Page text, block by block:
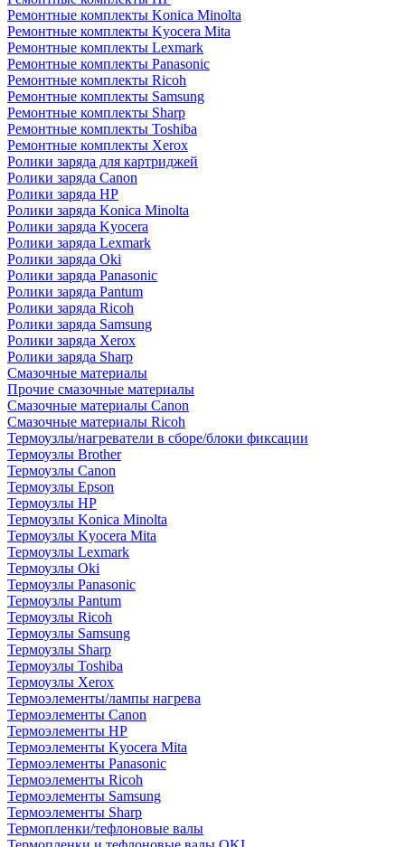
Ремонтные комплекты Konica Minolta
Ремонтные комплекты Kyocera Mita
Ремонтные комплекты Lexmark
Ремонтные комплекты Panasonic
Ремонтные комплекты Ricoh
Ремонтные комплекты Samsung
Ремонтные комплекты Sharp
Ремонтные комплекты Toshiba
Ремонтные комплекты Xerox
Ролики заряда для картриджей
Ролики заряда Canon
Ролики заряда HP
Ролики заряда Konica Minolta
Ролики заряда Kyocera
Ролики заряда Lexmark
Ролики заряда Oki
Ролики заряда Panasonic
Ролики заряда Pantum
Ролики заряда Ricoh
Ролики заряда Samsung
Ролики заряда Xerox
Ролики заряда Sharp
Смазочные материалы
Прочие смазочные материалы
Смазочные материалы Canon
Смазочные материалы Ricoh
Термоузлы/нагреватели в сборе/блоки фиксации
Термоузлы Brother
Термоузлы Canon
Термоузлы Epson
Термоузлы HP
Термоузлы Konica Minolta
Термоузлы Kyocera Mita
Термоузлы Lexmark
Термоузлы Oki
Термоузлы Panasonic
Термоузлы Pantum
Термоузлы Ricoh
Термоузлы Samsung
Термоузлы Sharp
Термоузлы Toshiba
Термоузлы Xerox
Термоэлементы/лампы нагрева
Термоэлементы Canon
Термоэлементы HP
Термоэлементы Kyocera Mita
Термоэлементы Panasonic
Термоэлементы Ricoh
Термоэлементы Samsung
Термоэлементы Sharp
Термопленки/тефлоновые валы